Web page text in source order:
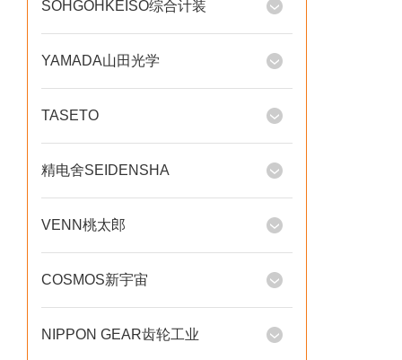
SOHGOHKEISO综合计装
YAMADA山田光学
TASETO
精电舍SEIDENSHA
VENN桃太郎
COSMOS新宇宙
NIPPON GEAR齿轮工业